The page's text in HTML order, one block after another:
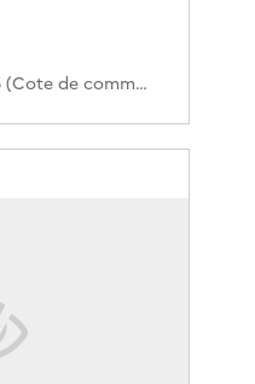
488PO/A/438-545 (Cote de commande)